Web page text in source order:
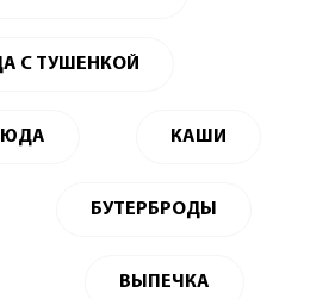
С ТУШЕНКОЙ
КАШИ
БУТЕРБРОДЫ
ВЫПЕЧКА